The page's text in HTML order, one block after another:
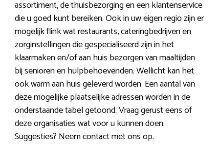
assortiment, de thuisbezorging en een klantenservice
die u goed kunt bereiken. Ook in uw eigen regio zijn er
mogelijk flink wat restaurants, cateringbedrijven en
zorginstellingen die gespecialiseerd zijn in het
klaarmaken en/of aan huis bezorgen van maaltijden
bij senioren en hulpbehoevenden. Wellicht kan het
ook warm aan huis geleverd worden. Een aantal van
deze mogelijke plaatselijke adressen worden in de
onderstaande tabel getoond. Vraag gerust eens of
deze organisaties wat voor u kunnen doen.
Suggesties? Neem contact met ons op.